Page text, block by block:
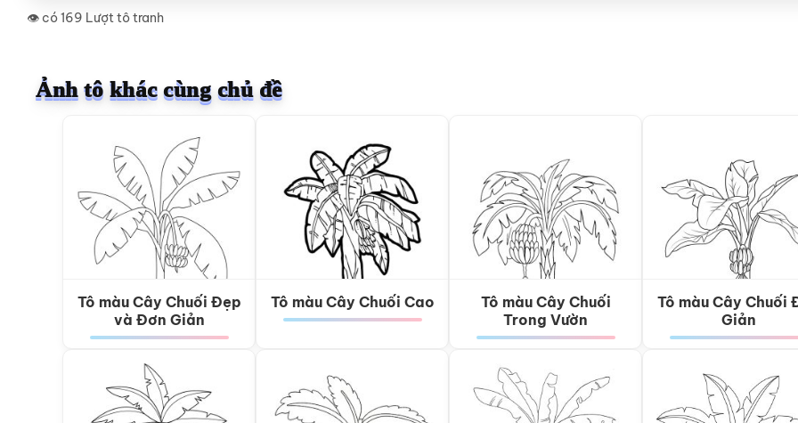
👁️ có 169 Lượt tô tranh
Ảnh tô khác cùng chủ đề
Tô màu Cây Chuối Đẹp
và Đơn Giản
Tô màu Cây Chuối Cao
Tô màu Cây Chuối
Trong Vườn
Tô màu Cây Chuối
Giản